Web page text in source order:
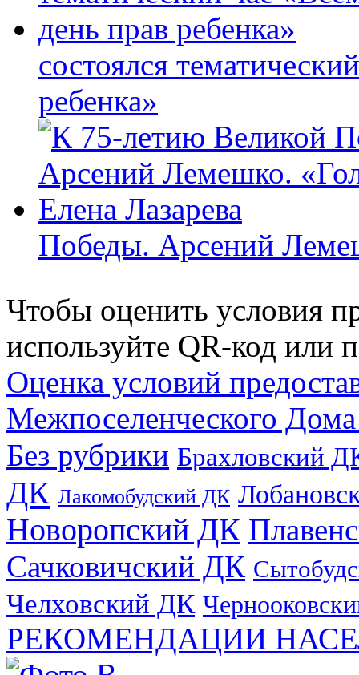
состоялся
ребенка»
Победы. Арсений
Чтобы оценить условия
используйте QR-код или
Оценка условий
Межпоселенческого
Без рубрики Брахловский
ДК Лакомобудский ДК
Новоропский ДК
Сачковичский ДК
Челховский ДК
РЕКОМЕНДАЦИИ